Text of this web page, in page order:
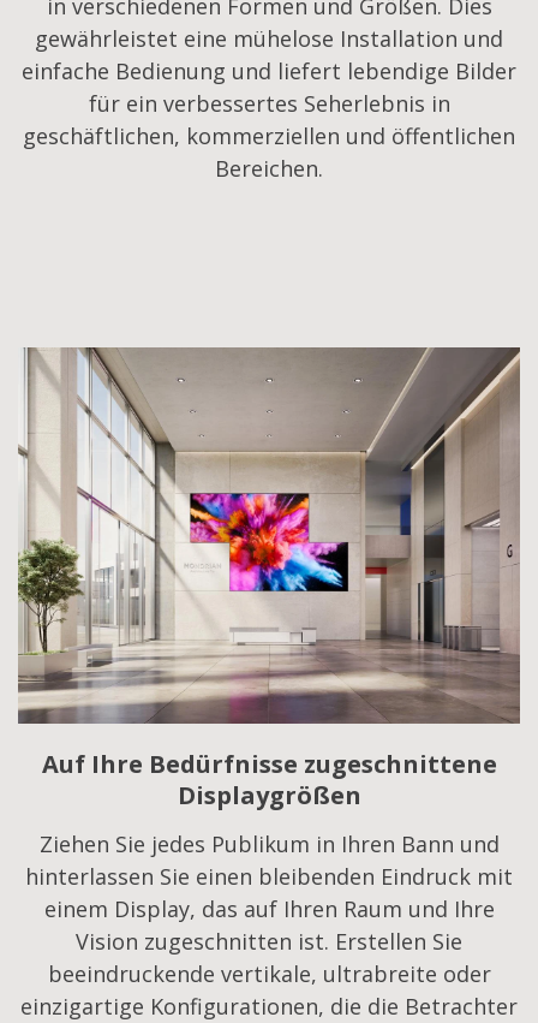
gewährleistet eine mühelose Installation und
einfache Bedienung und liefert lebendige Bilder
für ein verbessertes Seherlebnis in
geschäftlichen, kommerziellen und öffentlichen
Bereichen.
Auf Ihre Bedürfnisse zugeschnittene
Displaygrößen
Ziehen Sie jedes Publikum in Ihren Bann und
hinterlassen Sie einen bleibenden Eindruck mit
einem Display, das auf Ihren Raum und Ihre
Vision zugeschnitten ist. Erstellen Sie
beeindruckende vertikale, ultrabreite oder
einzigartige Konfigurationen, die die Betrachter